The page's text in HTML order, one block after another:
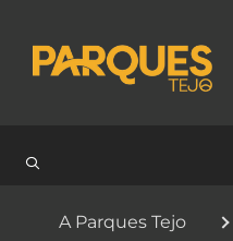
A Parques Tejo